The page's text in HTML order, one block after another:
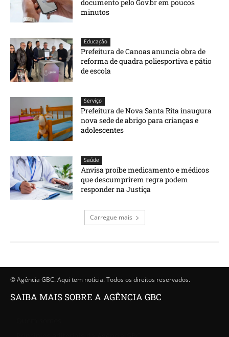
documento pelo Gov.br em poucos
minutos
Educação
Prefeitura de Canoas anuncia obra de
reforma de quadra poliesportiva e pátio
de escola
Serviço
Prefeitura de Nova Santa Rita inaugura
nova sede de abrigo para crianças e
adolescentes
Saúde
Anvisa proíbe medicamento e médicos
que descumprirem regra podem
responder na Justiça
Carregue mais
© Agência GBC. Aqui tem notícia. Todos os direitos reservados.
SAIBA MAIS SOBRE A AGÊNCIA GBC